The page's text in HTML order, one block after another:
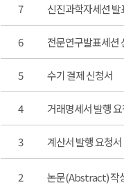
7 신진과학자세션
6 전문연구발표세션
5 수기 결제 신청서
4 거래명세서 발행
3 계산서 발행 요청서
2 논문(Abstract) 작